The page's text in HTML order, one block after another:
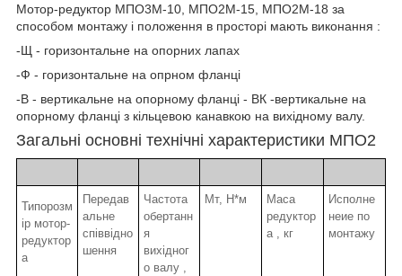
Мотор-редуктор МПО3М-10, МПО2М-15, МПО2М-18 за
способом монтажу і положення в просторі мають виконання :
-Щ - горизонтальне на опорних лапах
-Ф - горизонтальне на опрном фланці
-В - вертикальне на опорному фланці - ВК -вертикальне на
опорному фланці з кільцевою канавкою на вихідному валу.
Загальні основні технічні характеристики МПО2
Типорозм
ір мотор-
редуктор
а
Передав
альне
співвідно
шення
Частота
обертанн
я
вихідног
о валу ,
Мт, Н*м
Маса
редуктор
а , кг
Исполне
неие по
монтажу